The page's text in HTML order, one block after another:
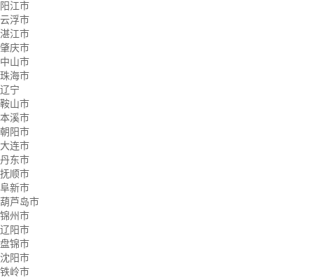
阳江市
云浮市
湛江市
肇庆市
中山市
珠海市
辽宁
鞍山市
本溪市
朝阳市
大连市
丹东市
抚顺市
阜新市
葫芦岛市
锦州市
辽阳市
盘锦市
沈阳市
铁岭市